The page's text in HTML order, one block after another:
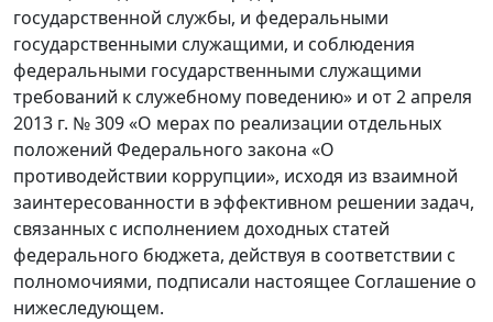
государственной службы, и федеральными
государственными служащими, и соблюдения
федеральными государственными служащими
требований к служебному поведению» и от 2 апреля
2013 г. № 309 «О мерах по реализации отдельных
положений Федерального закона «О
противодействии коррупции», исходя из взаимной
заинтересованности в эффективном решении задач,
связанных с исполнением доходных статей
федерального бюджета, действуя в соответствии с
полномочиями, подписали настоящее Соглашение о
нижеследующем.